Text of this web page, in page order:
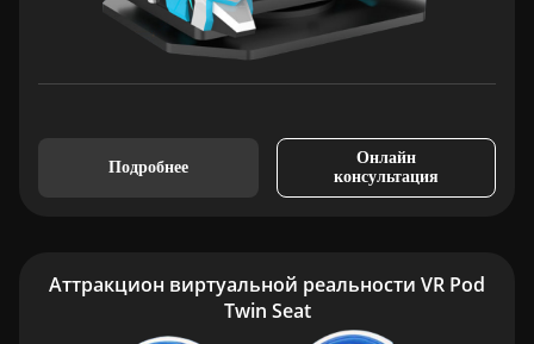
Подробнее
Онлайн
консультация
Аттракцион виртуальной реальности VR Pod
Twin Seat